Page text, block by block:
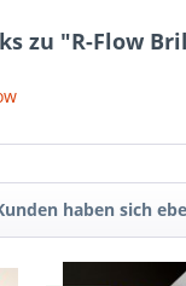
zu "R-Flow
haben sich